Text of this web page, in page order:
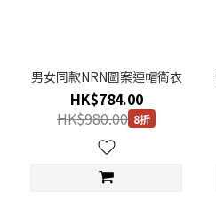
男女同款NRN圖案連帽衛衣
HK$784.00
HK$980.00 8折